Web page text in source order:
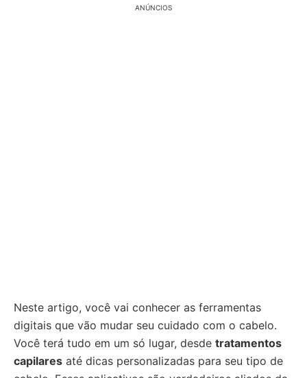
ANÚNCIOS
Neste artigo, você vai conhecer as ferramentas
digitais que vão mudar seu cuidado com o cabelo.
Você terá tudo em um só lugar, desde tratamentos
capilares até dicas personalizadas para seu tipo de